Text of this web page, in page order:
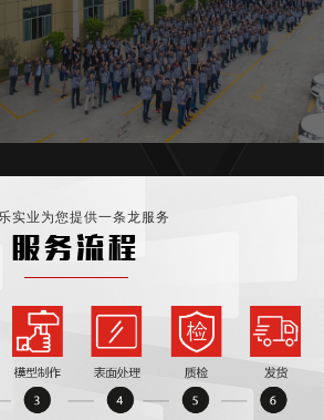
实业为您提供一条龙服务
服务流程